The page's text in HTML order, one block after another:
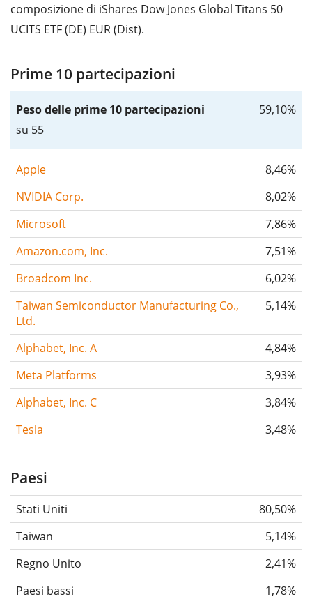
composizione di iShares Dow Jones Global Titans 50
UCITS ETF (DE) EUR (Dist).
Prime 10 partecipazioni
Peso delle prime 10 partecipazioni
su 55
59,10%
Apple
8,46%
NVIDIA Corp.
8,02%
Microsoft
7,86%
Amazon.com, Inc.
7,51%
Broadcom Inc.
6,02%
Taiwan Semiconductor Manufacturing Co.,
Ltd.
5,14%
Alphabet, Inc. A
4,84%
Meta Platforms
3,93%
Alphabet, Inc. C
3,84%
Tesla
3,48%
Paesi
Stati Uniti
80,50%
Taiwan
5,14%
Regno Unito
2,41%
Paesi bassi
1,78%